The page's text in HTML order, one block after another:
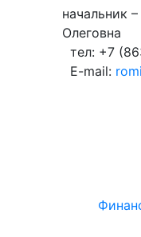
начальник
Олеговна
тел: +7
E-mail: